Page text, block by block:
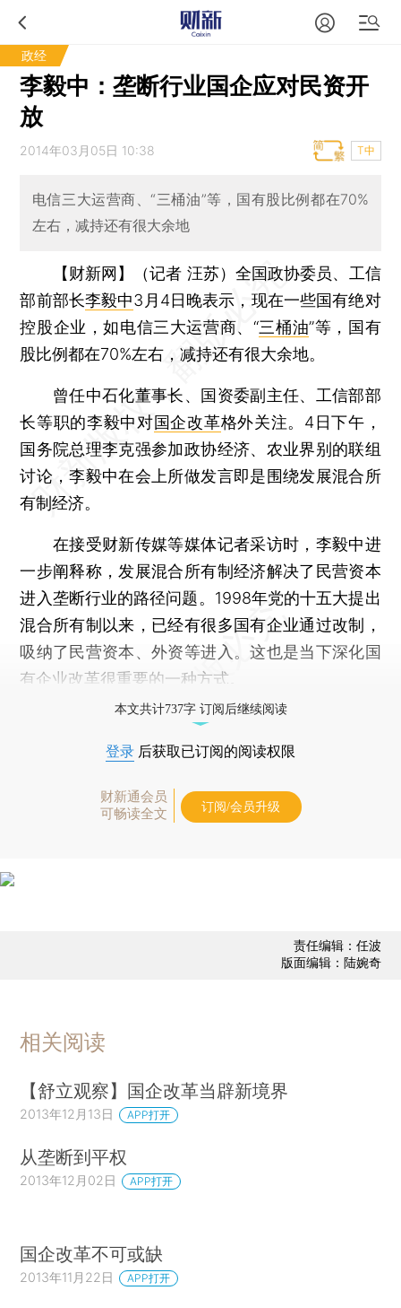
政经
李毅中：垄断行业国企应对民资开
放
2014年03月05日 10:38 T中
电信三大运营商、“三桶油”等，国有股比例都在70%
左右，减持还有很大余地
【财新网】（记者 汪苏） 全国政协委员、工信
部前部长李毅中3月4日晚表示，现在一些国有绝对
控股企业，如电信三大运营商、“三桶油”等，国有
股比例都在70%左右，减持还有很大余地。
曾任中石化董事长、国资委副主任、工信部部
长等职的李毅中对国企改革格外关注。4日下午，
国务院总理李克强参加政协经济、农业界别的联组
讨论，李毅中在会上所做发言即是围绕发展混合所
有制经济。
在接受财新传媒等媒体记者采访时，李毅中进
一步阐释称，发展混合所有制经济解决了民营资本
进入垄断行业的路径问题。1998年党的十五大提出
混合所有制以来，已经有很多国有企业通过改制，
吸纳了民营资本、外资等进入。这也是当下深化国
有企业改革很重要的一种方式。
本文共计737字 订阅后继续阅读
登录 后获取已订阅的阅读权限
财新通会员
可畅读全文
订阅/会员升级
责任编辑：任波
版面编辑：陆婉奇
相关阅读
【舒立观察】国企改革当辟新境界
2013年12月13日 APP打开
从垄断到平权
2013年12月02日 APP打开
国企改革不可或缺
2013年11月22日 APP打开